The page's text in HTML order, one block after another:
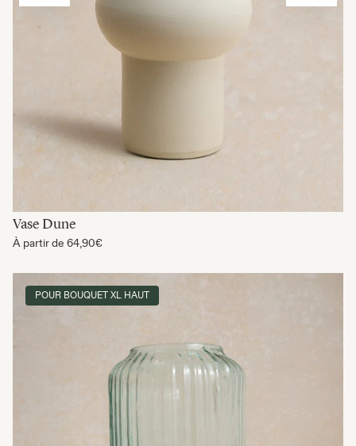
Vase Dune
À partir de 64,90€
POUR BOUQUET XL HAUT